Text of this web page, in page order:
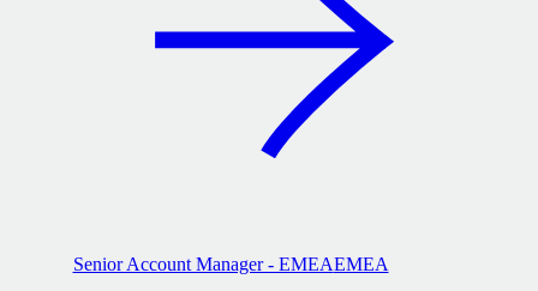
Senior Account Manager - EMEAEMEA